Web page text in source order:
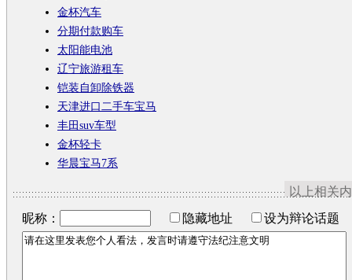
金杯汽车
分期付款购车
太阳能电池
辽宁旅游租车
铠装自卸除铁器
天津进口二手车宝马
丰田suv车型
金杯轻卡
华晨宝马7系
以上相关
昵称：
隐藏地址 设为辩论话题